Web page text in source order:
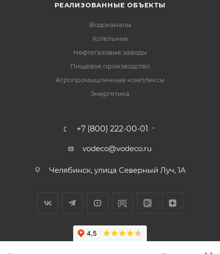
РЕАЛИЗОВАННЫЕ ОБЪЕКТЫ
Водоканалы
Котельные
Нефтегазовые заводы
Пищевое производство
Агропромышленные комплексы
Энергетика
+7 (800) 222-00-01
vodeco@vodeco.ru
Челябинск, улица Северный Луч, 1А